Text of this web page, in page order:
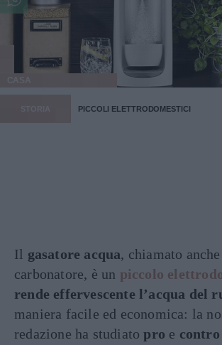
PICCOLI ELETTRODOMESTICI
Il gasatore acqua, chiamato
carbonatore, è un piccolo
rende effervescente l’acqua del
maniera facile ed economica: la
redazione ha studiatopro e contro